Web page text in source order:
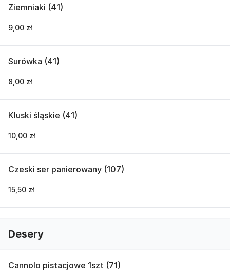
Ziemniaki (41)
9,00 zł
Surówka (41)
8,00 zł
Kluski śląskie (41)
10,00 zł
Czeski ser panierowany (107)
15,50 zł
Desery
Cannolo pistacjowe 1szt (71)